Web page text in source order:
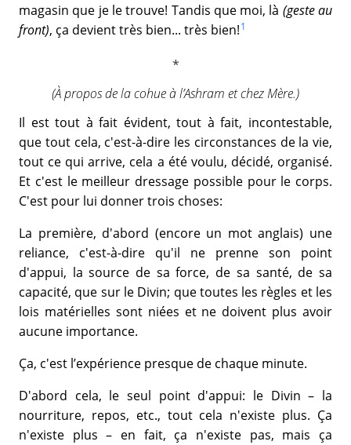
magasin que je le trouve! Tandis que moi, là (geste au
front), ça devient très bien... très bien!1
(À propos de la cohue à l’Ashram et chez Mère.)
Il est tout à fait évident, tout à fait, incontestable,
que tout cela, c'est-à-dire les circonstances de la vie,
tout ce qui arrive, cela a été voulu, décidé, organisé.
Et c'est le meilleur dressage possible pour le corps.
C'est pour lui donner trois choses:
La première, d'abord (encore un mot anglais) une
reliance, c'est-à-dire qu'il ne prenne son point
d'appui, la source de sa force, de sa santé, de sa
capacité, que sur le Divin; que toutes les règles et les
lois matérielles sont niées et ne doivent plus avoir
aucune importance.
Ça, c'est l’expérience presque de chaque minute.
D'abord cela, le seul point d'appui: le Divin – la
nourriture, repos, etc., tout cela n'existe plus. Ça
n'existe plus – en fait, ça n'existe pas, mais ça